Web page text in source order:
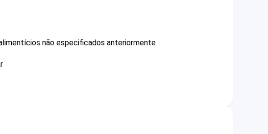
não especificados anteriormente